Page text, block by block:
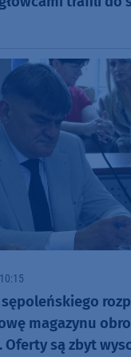
magazynu
są zbyt